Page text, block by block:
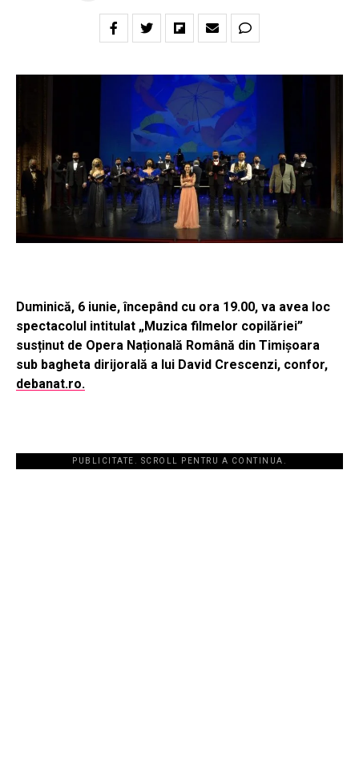
Duminică, 6 iunie, începând cu ora 19.00, va avea loc
spectacolul intitulat „Muzica filmelor copilăriei”
susținut de Opera Națională Română din Timișoara
sub bagheta dirijorală a lui David Crescenzi, confor,
debanat.ro.
PUBLICITATE. SCROLL PENTRU A CONTINUA.